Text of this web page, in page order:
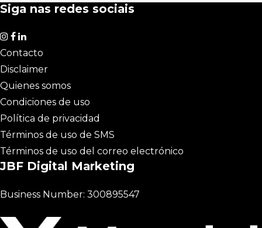
Siga nas redes sociais
Contacto
Disclaimer
Quienes somos
Condiciones de uso
Política de privacidad
Términos de uso de SMS
Términos de uso del correo electrónico
JBF Digital Marketing
Business Number: 300895547